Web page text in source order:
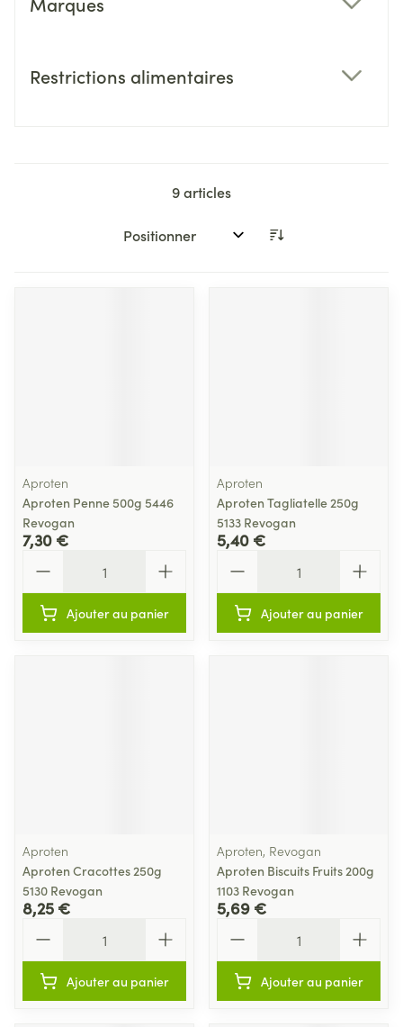
Restrictions alimentaires
9articles
Trier par:
Aproten
Aproten Penne 500g 5446
Revogan
7,30 €
Ajouter au panier
Aproten
Aproten Tagliatelle 250g
5133 Revogan
5,40 €
Ajouter au panier
Aproten
Aproten Cracottes 250g
5130 Revogan
8,25 €
Ajouter au panier
Aproten, Revogan
Aproten Biscuits Fruits 200g
1103 Revogan
5,69 €
Ajouter au panier